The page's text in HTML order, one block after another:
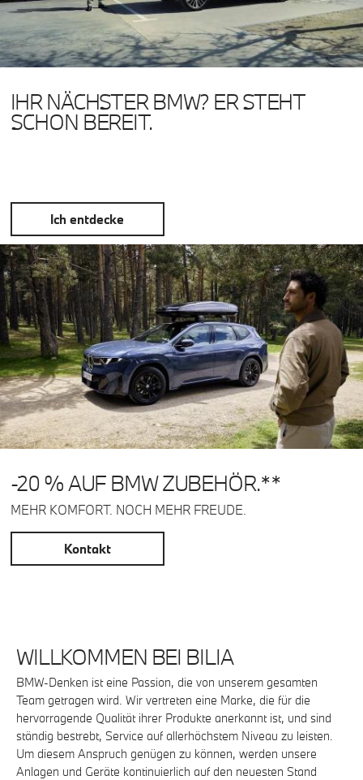
IHR NÄCHSTER BMW? ER STEHT
SCHON BEREIT.
Ich entdecke
-20 % AUF BMW ZUBEHÖR.**
MEHR KOMFORT. NOCH MEHR FREUDE.
Kontakt
WILLKOMMEN BEI BILIA
BMW-Denken ist eine Passion, die von unserem gesamten
Team getragen wird. Wir vertreten eine Marke, die für die
hervorragende Qualität ihrer Produkte anerkannt ist, und sind
ständig bestrebt, Service auf allerhöchstem Niveau zu leisten.
Um diesem Anspruch genügen zu können, werden unsere
Anlagen und Geräte kontinuierlich auf den neuesten Stand